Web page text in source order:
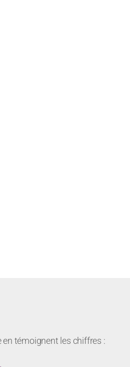
témoignent les chiffres :